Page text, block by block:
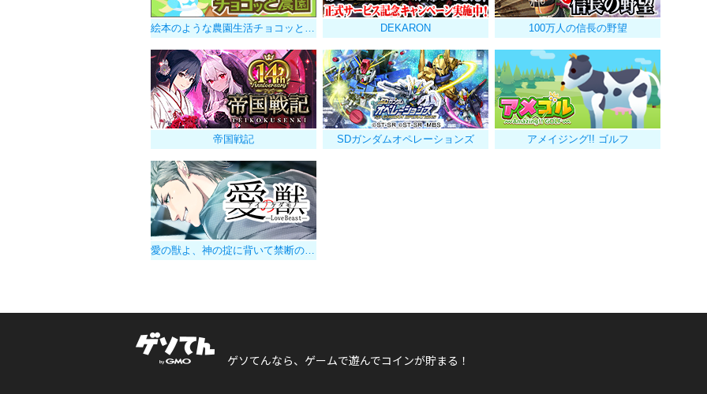
絵本のような農園生活チョコッと農園 DEKARON 100万人の信長の野望
帝国戦記 SDガンダムオペレーションズ アメイジング!! ゴルフ
愛の獣よ、神の掟に背いて禁断の果実を貪れ
ゲソてんなら、ゲームで遊んでコインが貯まる！